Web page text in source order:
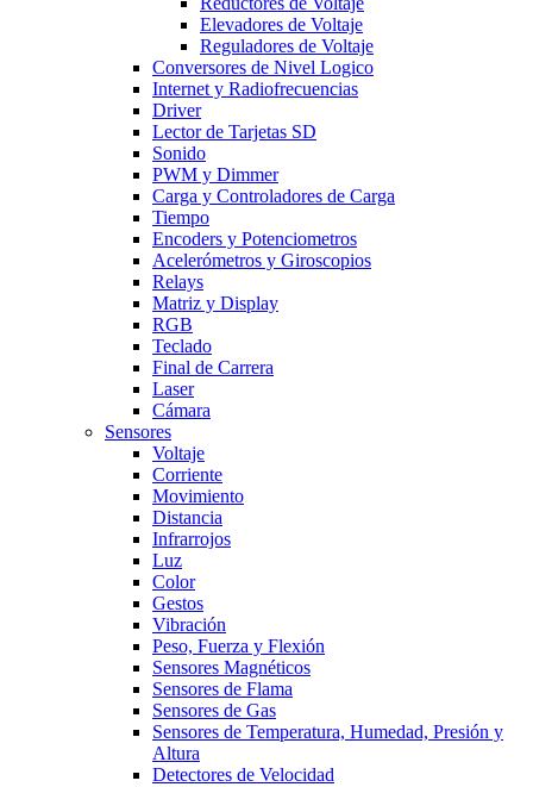
Elevadores de Voltaje
Reguladores de Voltaje
Conversores de Nivel Logico
Internet y Radiofrecuencias
Driver
Lector de Tarjetas SD
Sonido
PWM y Dimmer
Carga y Controladores de Carga
Tiempo
Encoders y Potenciometros
Acelerómetros y Giroscopios
Relays
Matriz y Display
RGB
Teclado
Final de Carrera
Laser
Cámara
Sensores
Voltaje
Corriente
Movimiento
Distancia
Infrarrojos
Luz
Color
Gestos
Vibración
Peso, Fuerza y Flexión
Sensores Magnéticos
Sensores de Flama
Sensores de Gas
Sensores de Temperatura, Humedad, Presión y
Altura
Detectores de Velocidad